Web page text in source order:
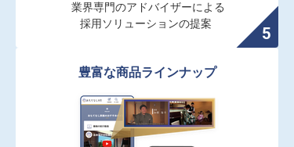
業界専門のアドバイザーによる
採用ソリューションの提案
豊富な商品ラインナップ